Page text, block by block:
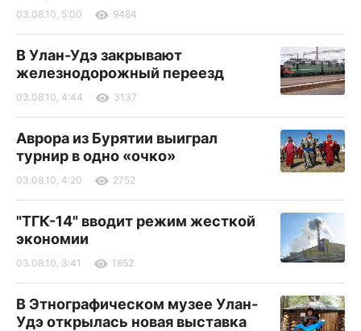
03.08.10, 5:00 9484
В Улан-Удэ закрывают
железнодорожный переезд
03.08.10, 4:44 3137
Аврора из Бурятии выиграл
турнир в одно «очко»
03.08.10, 4:20 2752
"ТГК-14" вводит режим жесткой
экономии
03.08.10, 3:41 1852
В Этнографическом музее Улан-
Удэ открылась новая выставка